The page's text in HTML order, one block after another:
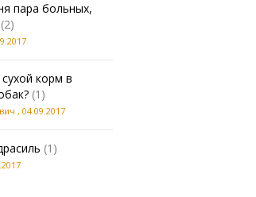
пара больных,
(2)
корм в
(1)
, 04.09.2017
(1)